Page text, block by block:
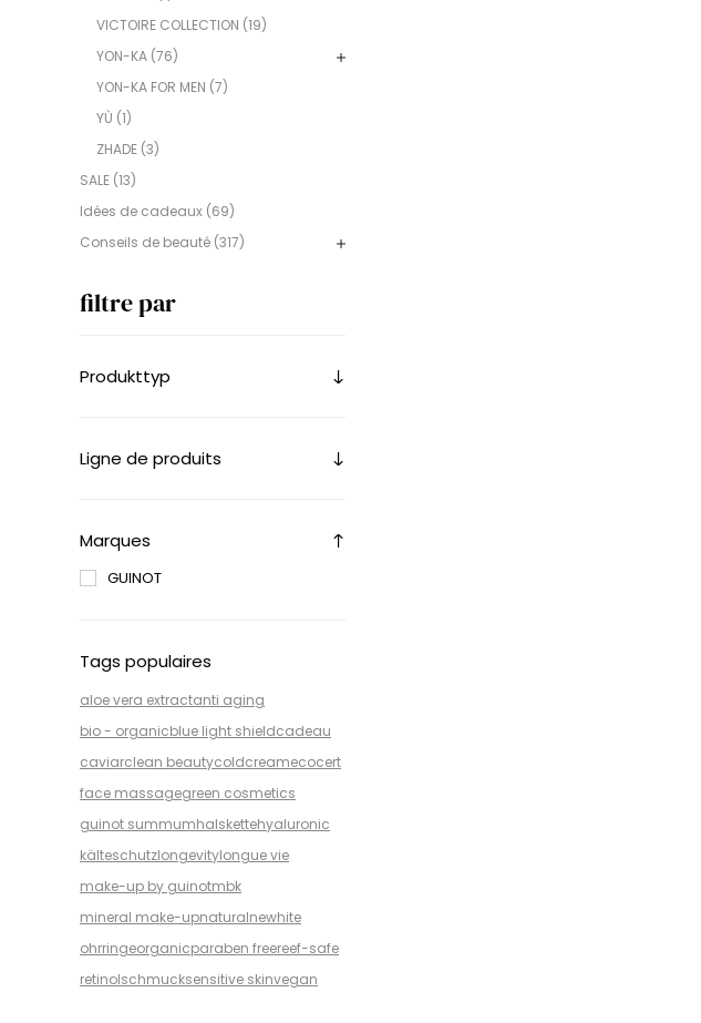
VICTOIRE COLLECTION (19)
YON-KA (76)
YON-KA FOR MEN (7)
YÙ (1)
ZHADE (3)
SALE (13)
Idées de cadeaux (69)
Conseils de beauté (317)
filtre par
Produkttyp
Ligne de produits
Marques
GUINOT
Tags populaires
aloe vera extractanti aging
bio - organicblue light shieldcadeau
caviarclean beautycoldcreamecocert
face massagegreen cosmetics
guinot summumhalskettehyaluronic
kälteschutzlongevitylongue vie
make-up by guinotmbk
mineral make-upnaturalnewhite
ohrringeorganicparaben freereef-safe
retinolschmucksensitive skinvegan